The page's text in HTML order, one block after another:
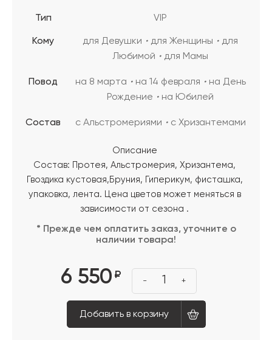
Тип VIP
Кому для Девушки для Женщины
для
Любимой
для Мамы
Повод на 8 марта на 14 февраля
на День
Рождение
на Юбилей
Состав с Альстромериями с Хризантемами
Описание
Состав: Протея, Альстромерия, Хризантема,
Гвоздика кустовая,Бруния, Гиперикум, фисташка,
упаковка, лента. Цена цветов может меняться в
зависимости от сезона .
* Прежде чем оплатить заказ, уточните о
наличии товара!
6 550 ₽
- 1 +
Добавить в корзину